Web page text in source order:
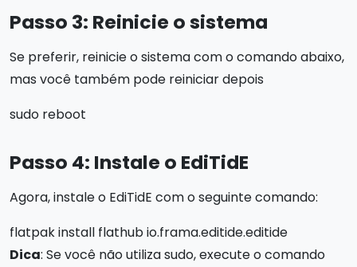
Passo 3: Reinicie o sistema
Se preferir, reinicie o sistema com o comando abaixo,
mas você também pode reiniciar depois
sudo reboot
Passo 4: Instale o EdiTidE
Agora, instale o EdiTidE com o seguinte comando:
flatpak install flathub io.frama.editide.editide
Dica: Se você não utiliza sudo, execute o comando